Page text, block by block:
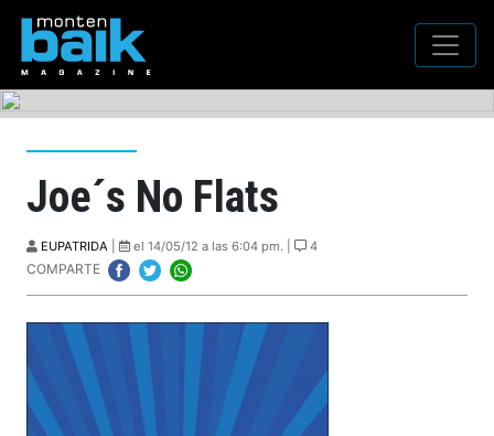
Joe´s No Flats
EUPATRIDA el 14/05/12 a las 6:04 pm. | 4
COMPARTE